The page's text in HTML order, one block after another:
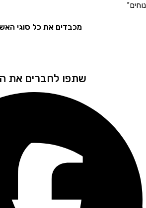
מכבדים את כל סוגי האשראי
שתפו לחברים את הדף!